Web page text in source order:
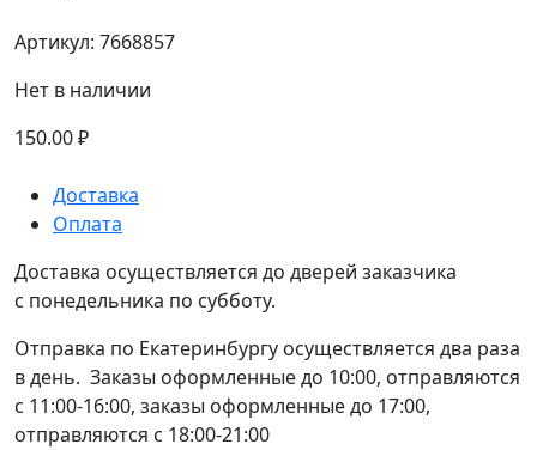
Артикул: 7668857
Нет в наличии
150.00₽
Доставка
Оплата
Доставка осуществляется до дверей заказчика
с понедельника по субботу.
Отправка по Екатеринбургу осуществляется два раза
в день. Заказы оформленные до 10:00, отправляются
с 11:00-16:00, заказы оформленные до 17:00,
отправляются с 18:00-21:00